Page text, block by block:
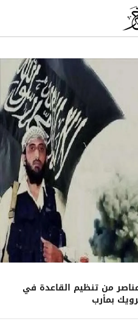
من تنظيم القاعدة في
بمأرب